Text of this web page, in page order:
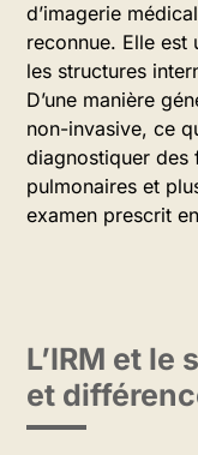
d’imagerie
reconnue. Elle
les structures
D’une manière
non-invasive, ce
diagnostiquer des
pulmonaires et
examen prescrit
L’IRM et
et